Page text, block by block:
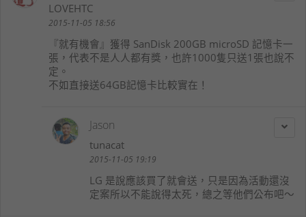
LOVEHTC
2015-11-05 18:56
『就有機會』獲得 SanDisk 200GB microSD 記憶卡一
張，代表不是人人都有獎，也許1000隻只送1張也說不
定。
不如直接送64GB記憶卡比較實在！
Jason
tunacat
2015-11-05 19:19
LG 是說應該買了就會送，只是因為活動還沒
定案所以不能說得太死，總之等他們公布吧～